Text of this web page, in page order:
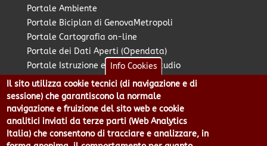
Portale Ambiente
Portale Biciplan di GenovaMetropoli
Portale Cartografia on-line
Portale dei Dati Aperti (Opendata)
Portale Istruzione e Diritto allo Studio
Portale Marketing Territoriale
Portale Piano Strategico Metropolitano
Portale PUMS di GenovaMetropoli
Portale Stazione Unica Appaltante
Pratico: procedimenti e istanze online
Info Cookies
Il sito utilizza cookie tecnici (di navigazione e di
sessione) che garantiscono la normale
navigazione e fruizione del sito web e cookie
analitici inviati da terze parti (Web Analytics
Italia) che consentono di tracciare e analizzare, in